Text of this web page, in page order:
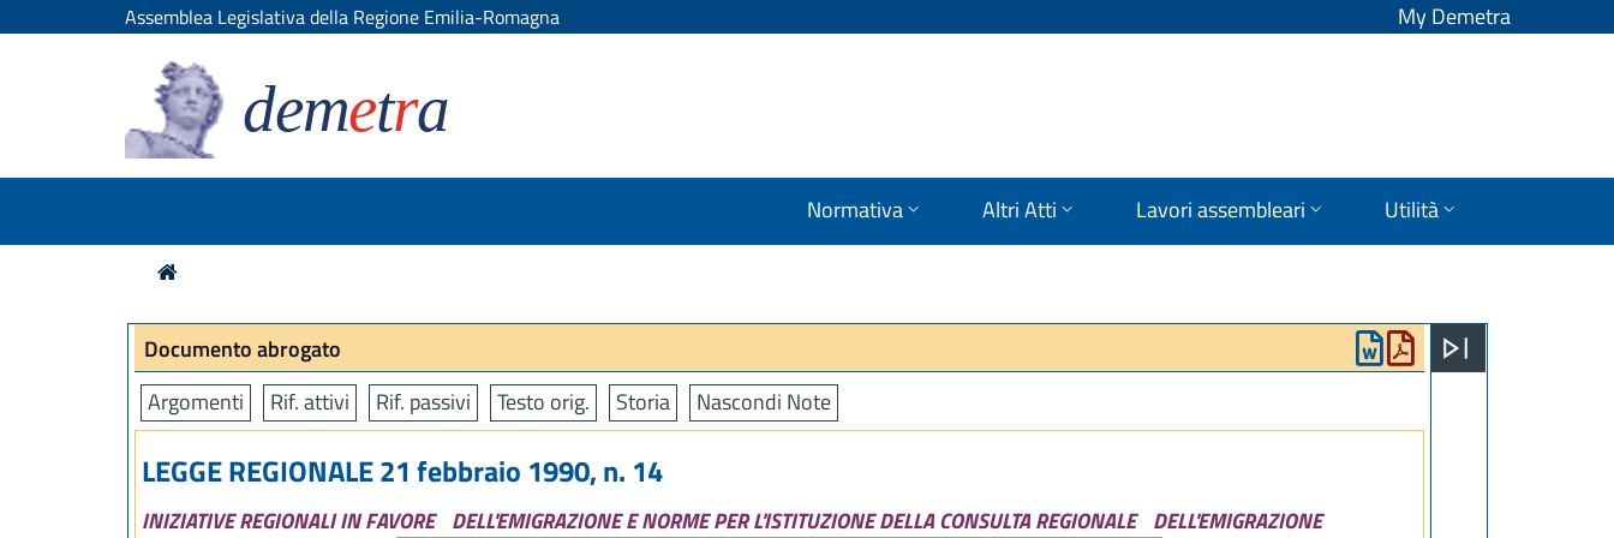
Assemblea Legislativa della Regione Emilia-Romagna My Demetra
demetra
Normativa Altri Atti Lavori assembleari Utilità
Documento abrogato
Argomenti
Rif. attivi Rif. passivi Testo orig. Storia Nascondi Note
LEGGE REGIONALE 21 febbraio 1990, n. 14
INIZIATIVE REGIONALI IN FAVORE DELL'EMIGRAZIONE E NORME PER L'ISTITUZIONE DELLA CONSULTA REGIONALE DELL'EMIGRAZIONE